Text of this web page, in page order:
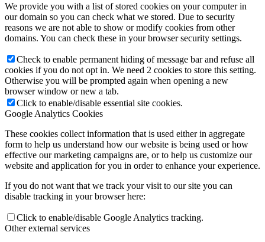
We provide you with a list of stored cookies on your computer in
our domain so you can check what we stored. Due to security
reasons we are not able to show or modify cookies from other
domains. You can check these in your browser security settings.
Check to enable permanent hiding of message bar and refuse all
cookies if you do not opt in. We need 2 cookies to store this setting.
Otherwise you will be prompted again when opening a new
browser window or new a tab.
Click to enable/disable essential site cookies.
Google Analytics Cookies
These cookies collect information that is used either in aggregate
form to help us understand how our website is being used or how
effective our marketing campaigns are, or to help us customize our
website and application for you in order to enhance your experience.
If you do not want that we track your visit to our site you can
disable tracking in your browser here:
Click to enable/disable Google Analytics tracking.
Other external services